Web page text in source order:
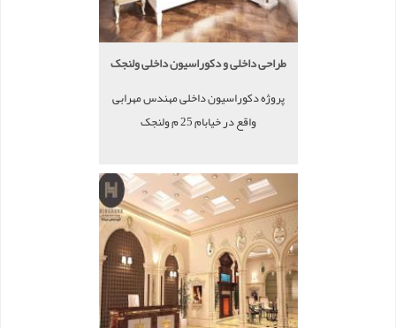
طراحی داخلی و دکوراسیون داخلی ولنجک
پروژه دکوراسیون داخلی مهندس مهرابی
واقع در خیابام 25 م ولنجک